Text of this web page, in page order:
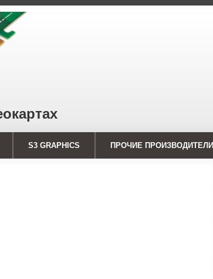
S3 GRAPHICS ПРОЧИЕ ПРОИЗВОДИТЕЛИ